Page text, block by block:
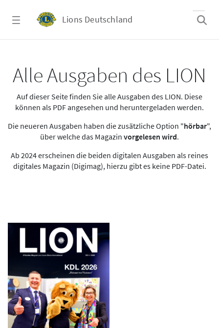
Lions Deutschland
Alle Ausgaben des LION
Auf dieser Seite finden Sie alle Ausgaben des LION. Diese
können als PDF angesehen und heruntergeladen werden.
Die neueren Ausgaben haben die zusätzliche Option "hörbar",
über welche das Magazin vorgelesen wird.
Ab 2024 erscheinen die beiden digitalen Ausgaben als reines
digitales Magazin (Digimag), hierzu gibt es keine PDF-Datei.